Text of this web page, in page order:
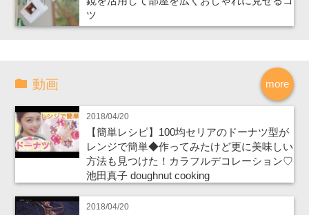
ツ
more
動画
2018/04/20
【簡単レシピ】100均セリアのドーナツ型が
レンジで簡単◆作ってみたけど更に美味しい
方法も見つけた！カラフルデコレーション♡
池田真子 doughnut cooking
2018/04/20